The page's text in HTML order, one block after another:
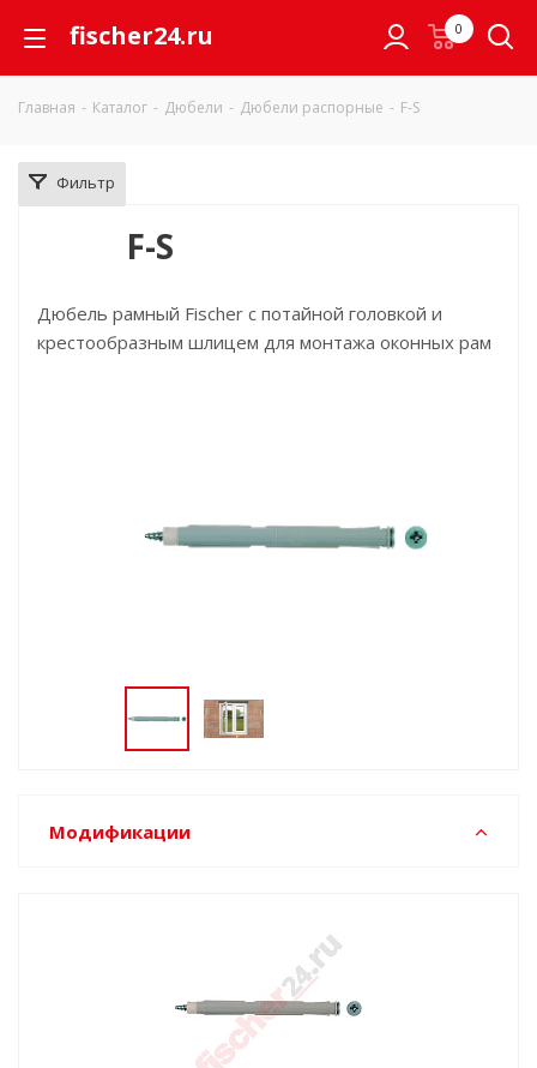
fischer24.ru 0
Главная - Каталог - Дюбели - Дюбели распорные - F-S
Фильтр
F-S
Дюбель рамный Fischer с потайной головкой и
крестообразным шлицем для монтажа оконных рам
Модификации